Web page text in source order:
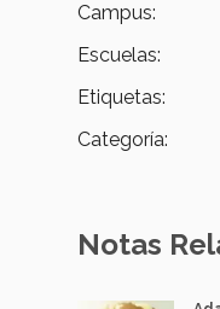
Campus:
Escuelas:
Etiquetas:
Categoría:
Notas